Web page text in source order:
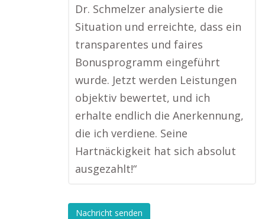
Dr. Schmelzer analysierte die
Situation und erreichte, dass ein
transparentes und faires
Bonusprogramm eingeführt
wurde. Jetzt werden Leistungen
objektiv bewertet, und ich
erhalte endlich die Anerkennung,
die ich verdiene. Seine
Hartnäckigkeit hat sich absolut
ausgezahlt!“
Nachricht senden